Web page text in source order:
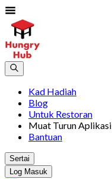
Kad Hadiah
Blog
Untuk Restoran
Muat Turun Aplikasi
Bantuan
Sertai
Log Masuk